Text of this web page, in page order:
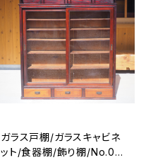
ガラス戸棚/ガラスキャビネ
ット/食器棚/飾り棚/No.03